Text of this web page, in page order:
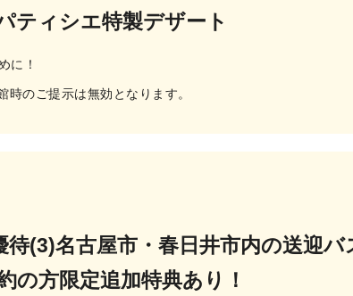
ティシエ特製デザート
に！
のご提示は無効となります。
(3)名古屋市・春日井市内の送迎
の方限定追加特典あり！